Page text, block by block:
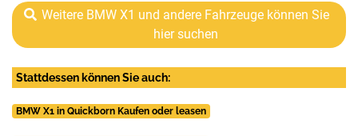
Weitere BMW X1 und andere Fahrzeuge können Sie
hier suchen
Stattdessen können Sie auch:
BMW X1 in Quickborn Kaufen oder leasen